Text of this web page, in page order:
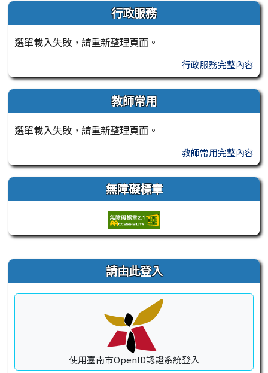
行政服務
選單載入失敗，請重新整理頁面。
行政服務完整內容
教師常用
選單載入失敗，請重新整理頁面。
教師常用完整內容
無障礙標章
右邊區域內容 請由此登入
使用臺南市OpenID認證系統登入